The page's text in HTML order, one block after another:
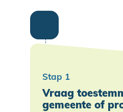
Vraag
gemeente of